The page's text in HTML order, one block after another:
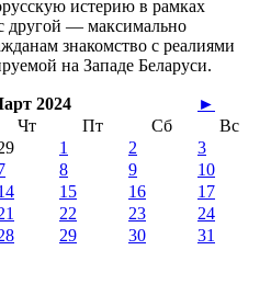
истерию в рамках
другой — максимально
знакомство с реалиями
на Западе Беларуси.
2024
►
Чт Пт Сб
Вс
1 2
3
8 9
10
15 16
17
22 23
24
29 30 31